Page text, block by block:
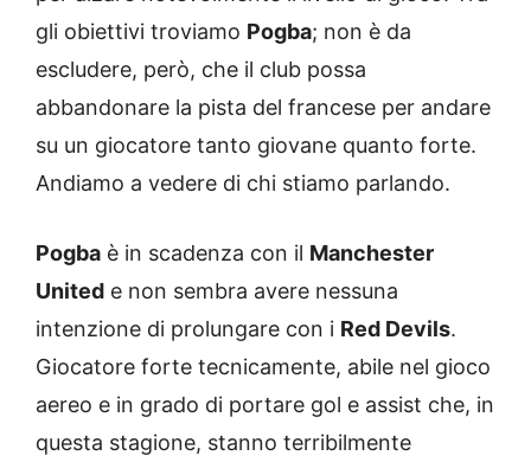
gli obiettivi troviamo Pogba; non è da
escludere, però, che il club possa
abbandonare la pista del francese per andare
su un giocatore tanto giovane quanto forte.
Andiamo a vedere di chi stiamo parlando.
Pogba è in scadenza con il Manchester
United e non sembra avere nessuna
intenzione di prolungare con i Red Devils.
Giocatore forte tecnicamente, abile nel gioco
aereo e in grado di portare gol e assist che, in
questa stagione, stanno terribilmente